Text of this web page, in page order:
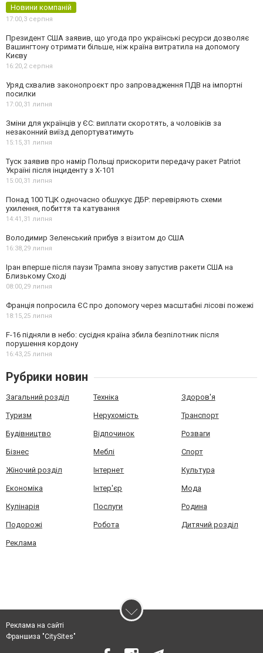
Новини компаній
17:00,3 серпня
Президент США заявив, що угода про українські ресурси дозволяє
Вашингтону отримати більше, ніж країна витратила на допомогу
Києву
16:20,2 серпня
Уряд схвалив законопроєкт про запровадження ПДВ на імпортні
посилки
17:00,31 липня
Зміни для українців у ЄС: виплати скоротять, а чоловіків за
незаконний виїзд депортуватимуть
15:15,31 липня
Туск заявив про намір Польщі прискорити передачу ракет Patriot
Україні після інциденту з Х-101
15:00,31 липня
Понад 100 ТЦК одночасно обшукує ДБР: перевіряють схеми
ухилення, побиття та катування
14:41,31 липня
Володимир Зеленський прибув з візитом до США
16:38,29 липня
Іран вперше після паузи Трампа знову запустив ракети США на
Близькому Сході
08:00,29 липня
Франція попросила ЄС про допомогу через масштабні лісові пожежі
18:15,25 липня
F-16 підняли в небо: сусідня країна збила безпілотник після
порушення кордону
16:43,25 липня
Рубрики новин
Загальний розділ Техніка Здоров'я
Туризм Нерухомість Транспорт
Будівництво Відпочинок Розваги
Бізнес Меблі Спорт
Жіночий розділ Інтернет Культура
Економіка Інтер'єр Мода
Кулінарія Послуги Родина
Подорожі Робота Дитячий розділ
Реклама
Реклама на сайті
Франшиза "CitySites"